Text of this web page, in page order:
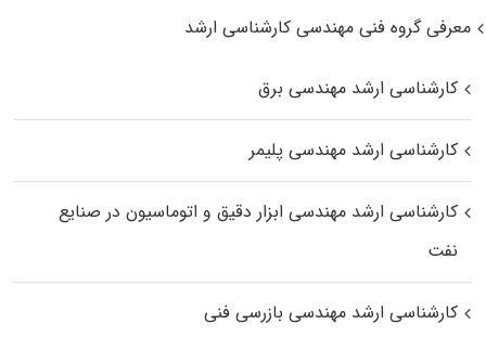
معرفی گروه فنی مهندسی کارشناسی ارشد
کارشناسی ارشد مهندسی برق
کارشناسی ارشد مهندسی پلیمر
کارشناسی ارشد مهندسی ابزار دقیق و اتوماسیون در صنایع
نفت
کارشناسی ارشد مهندسی بازرسی فنی